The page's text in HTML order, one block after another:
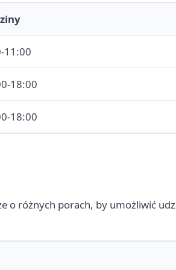
11:00
18:00
18:00
o różnych porach, by umożliwić